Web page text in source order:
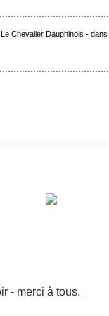
Chevalier Dauphinois -dans
- merci à tous.